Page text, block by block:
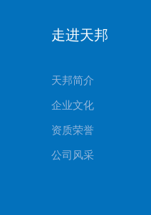
走进天邦
天邦简介
企业文化
资质荣誉
公司风采